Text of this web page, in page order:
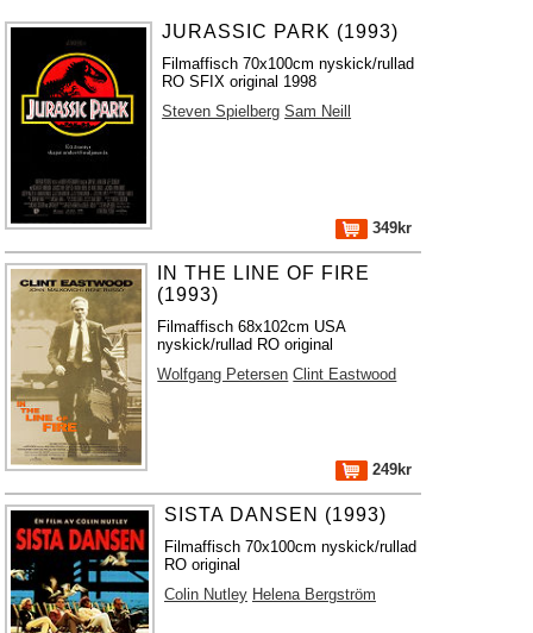
JURASSIC PARK (1993)
Filmaffisch 70x100cm nyskick/rullad
RO SFIX original 1998
Steven Spielberg Sam Neill
349kr
IN THE LINE OF FIRE
(1993)
Filmaffisch 68x102cm USA
nyskick/rullad RO original
Wolfgang Petersen Clint Eastwood
249kr
SISTA DANSEN (1993)
Filmaffisch 70x100cm nyskick/rullad
RO original
Colin Nutley Helena Bergström